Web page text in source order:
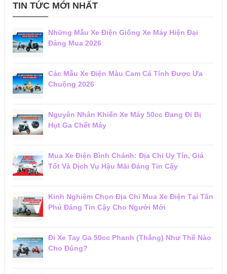
TIN TỨC MỚI NHẤT
Những Mẫu Xe Điện Giống Xe Máy Hiện Đại
Đáng Mua 2026
Các Mẫu Xe Điện Màu Cam Cá Tính Được Ưa
Chuộng 2026
Nguyên Nhân Khiến Xe Máy 50cc Đang Đi Bị
Hụt Ga Chết Máy
Mua Xe Điện Bình Chánh: Địa Chỉ Uy Tín, Giá
Tốt Và Dịch Vụ Hậu Mãi Đáng Tin Cậy
Kinh Nghiệm Chọn Địa Chỉ Mua Xe Điện Tại Tân
Phú Đáng Tin Cậy Cho Người Mới
Đi Xe Tay Ga 50cc Phanh (Thắng) Như Thế Nào
Cho Đúng?